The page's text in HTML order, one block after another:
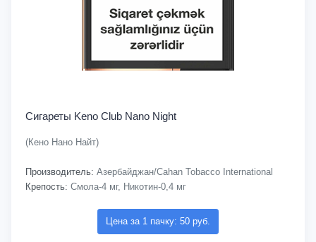
Сигареты Keno Club Nano Night
(Кено Нано Найт)
Производитель: Азербайджан/Cahan Tobacco International
Крепость: Смола-4 мг, Никотин-0,4 мг
Цена за 1 пачку: 50 руб.